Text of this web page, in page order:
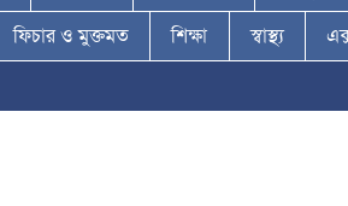
ফিচার ও মুক্তমত শিক্ষা স্বাস্থ্য